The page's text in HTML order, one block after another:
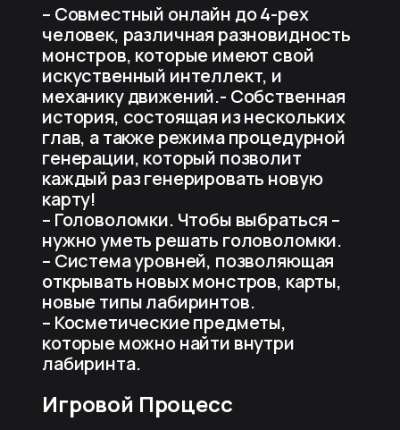
– Совместный онлайн до 4-рех
человек, различная разновидность
монстров, которые имеют свой
искуственный интеллект, и
механику движений.- Собственная
история, состоящая из нескольких
глав, а также режима процедурной
генерации, который позволит
каждый раз генерировать новую
карту!
– Головоломки. Чтобы выбраться –
нужно уметь решать головоломки.
– Система уровней, позволяющая
открывать новых монстров, карты,
новые типы лабиринтов.
– Косметические предметы,
которые можно найти внутри
лабиринта.
Игровой Процесс